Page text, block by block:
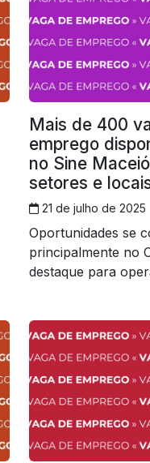
Mais de 400
emprego
no Sine
setores e
21 de julho de 2025
Oportunidades se
principalmente no
destaque para